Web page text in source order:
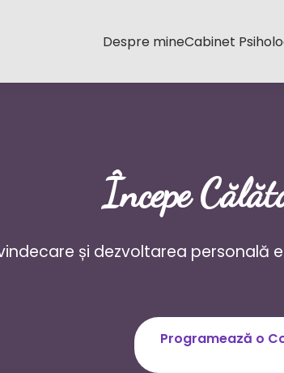
Despre mineCabinet
Începe
și dezvoltarea personală
Programează o